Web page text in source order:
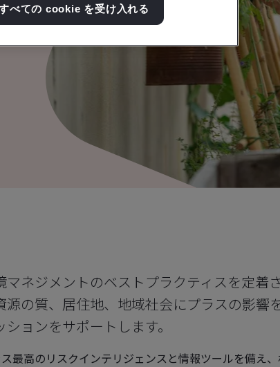
マネジメントのベストプラクティスを定着
源の質、居住地、地域社会にプラスの影響
ションをサポートします。
最高のリスクインテリジェンスと情報ツールを備え
べての cookie を受け入れる